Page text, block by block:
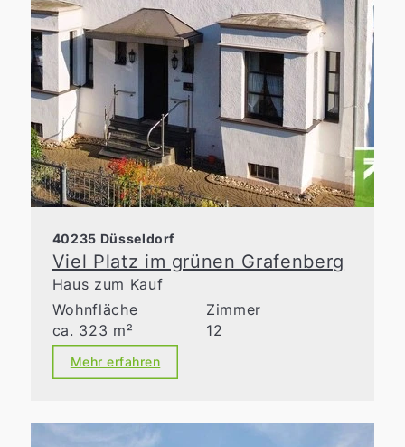
40235 Düsseldorf
Viel Platz im grünen Grafenberg
Haus zum Kauf
Wohnfläche
ca. 323 m²
Zimmer
12
Mehr erfahren